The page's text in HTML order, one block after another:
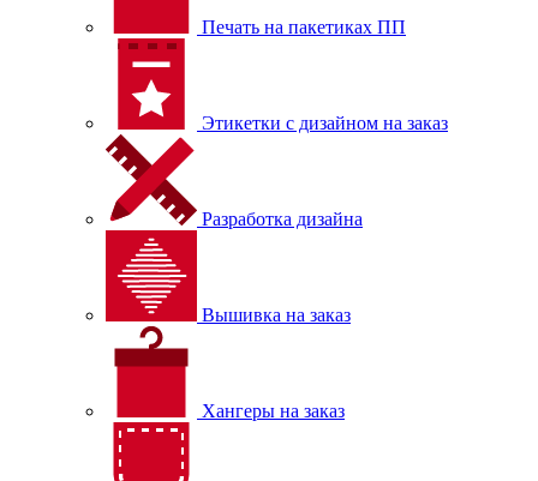
Печать на пакетиках ПП
Этикетки с дизайном на заказ
Разработка дизайна
Вышивка на заказ
Хангеры на заказ